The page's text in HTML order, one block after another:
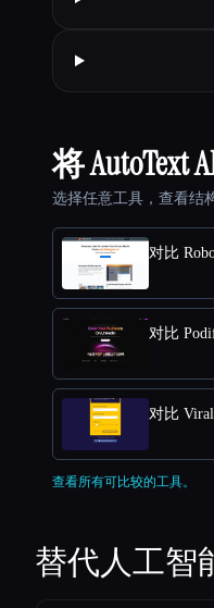
将
选择任意工具，查看结
对比
对比
对比 Viral
查看所有可比较的工具。
替代人工智